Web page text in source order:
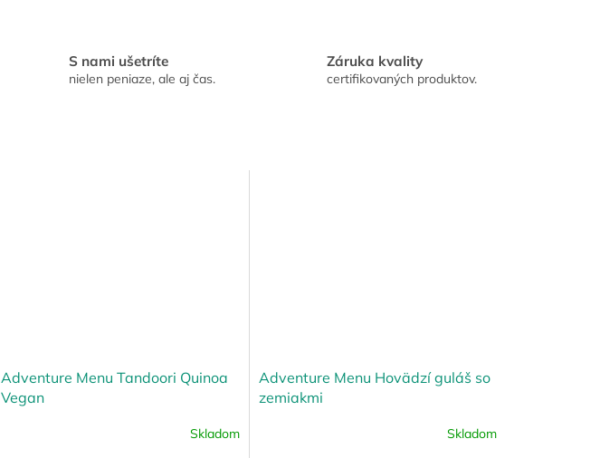
S nami ušetríte
nielen peniaze, ale aj čas.
Záruka kvality
certifikovaných produktov.
Adventure Menu Tandoori Quinoa
Vegan
Skladom
Adventure Menu Hovädzí guláš so
zemiakmi
Skladom